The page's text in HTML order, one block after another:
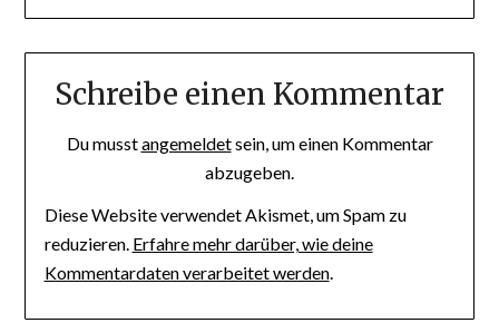
Schreibe einen Kommentar
Du musstangemeldetsein, um einen Kommentar
abzugeben.
Diese Website verwendet Akismet, um Spam zu
reduzieren. Erfahre mehr darüber, wie deine
Kommentardaten verarbeitet werden.